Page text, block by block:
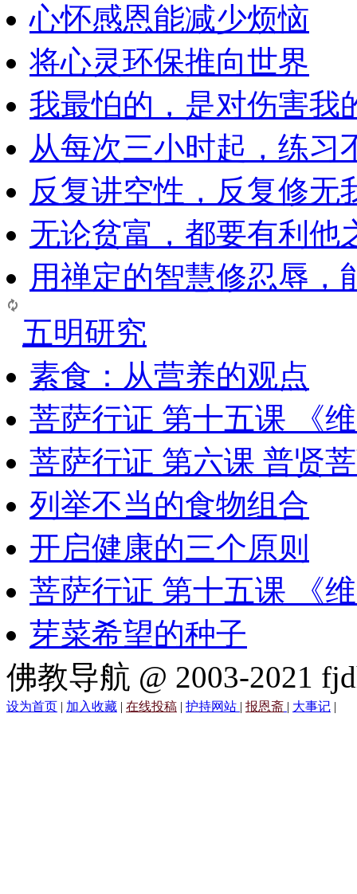
心怀感恩能减少烦恼
将心灵环保推向世界
我最怕的，是对伤害我
从每次三小时起，练习
反复讲空性，反复修无
无论贫富，都要有利他
用禅定的智慧修忍辱，
五明研究
素食：从营养的观点
菩萨行证 第十五课 《
菩萨行证 第六课 普贤
列举不当的食物组合
开启健康的三个原则
菩萨行证 第十五课 《
芽菜希望的种子
佛教导航 @ 2003-2021
设为首页 | 加入收藏 | 在线投稿 | 护持网站 | 报恩斋 | 大事记 |